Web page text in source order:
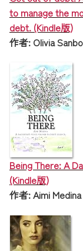
to manage the
debt. (Kindle版)
作者: Olivia
Being There: A
(Kindle版)
作者: Aimi